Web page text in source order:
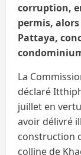
corruption,
permis,
Pattaya,
La
déclaré
juillet en
avoir délivré
construction
colline de